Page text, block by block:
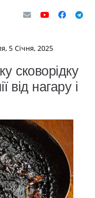
5 Січня, 2025
сковорідку
від нагару і